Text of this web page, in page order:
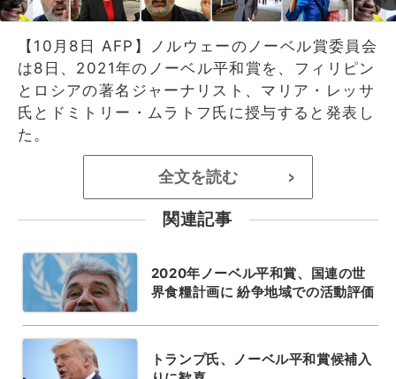
【10月8日 AFP】ノルウェーのノーベル賞委員会
は8日、2021年のノーベル平和賞を、フィリピン
とロシアの著名ジャーナリスト、マリア・レッサ
氏とドミトリー・ムラトフ氏に授与すると発表し
た。
全文を読む >
関連記事
2020年ノーベル平和賞、国連の世
界食糧計画に 紛争地域での活動評価
トランプ氏、ノーベル平和賞候補入